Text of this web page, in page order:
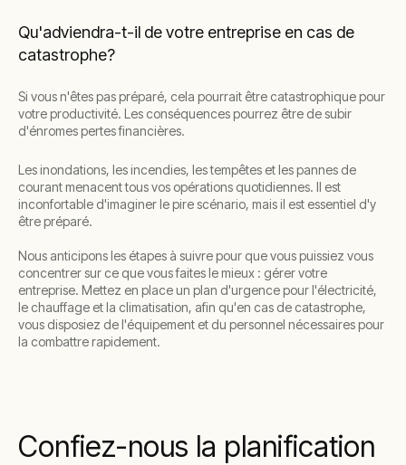
Qu'adviendra-t-il de votre entreprise en cas de
catastrophe?
Si vous n'êtes pas préparé, cela pourrait être catastrophique pour
votre productivité. Les conséquences pourrez être de subir
d'énromes pertes financières.
Les inondations, les incendies, les tempêtes et les pannes de
courant menacent tous vos opérations quotidiennes. Il est
inconfortable d'imaginer le pire scénario, mais il est essentiel d'y
être préparé.
Nous anticipons les étapes à suivre pour que vous puissiez vous
concentrer sur ce que vous faites le mieux : gérer votre
entreprise. Mettez en place un plan d'urgence pour l'électricité,
le chauffage et la climatisation, afin qu'en cas de catastrophe,
vous disposiez de l'équipement et du personnel nécessaires pour
la combattre rapidement.
Confiez-nous la planification